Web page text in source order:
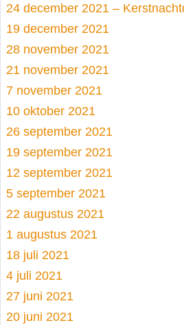
24 december 2021 –
19 december 2021
28 november 2021
21 november 2021
7 november 2021
10 oktober 2021
26 september 2021
19 september 2021
12 september 2021
5 september 2021
22 augustus 2021
1 augustus 2021
18 juli 2021
4 juli 2021
27 juni 2021
20 juni 2021